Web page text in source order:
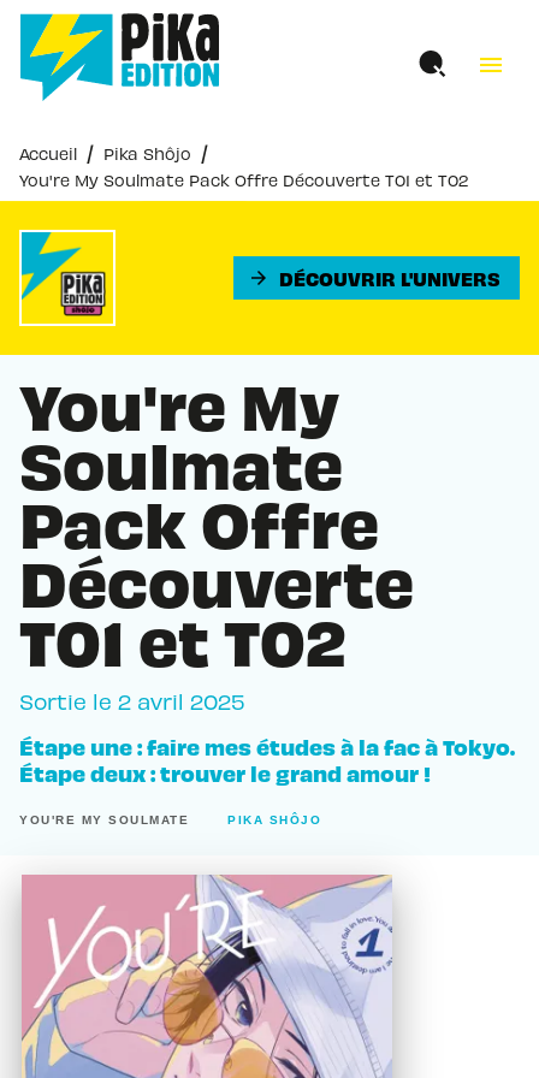
MENU RECHERCHE
PIED DE PAGE
menu
Accueil / Pika Shôjo /
You're My Soulmate Pack Offre Découverte T01 et T02
arrow_forward DÉCOUVRIR L'UNIVERS
You're My
Soulmate
Pack Offre
Découverte
T01 et T02
Sortie le 2 avril 2025
Étape une : faire mes études à la fac à Tokyo.
Étape deux : trouver le grand amour !
YOU'RE MY SOULMATE PIKA SHÔJO